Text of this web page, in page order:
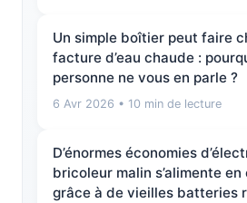
Un simple boîtier peut faire
facture d’eau chaude :
personne ne vous en parle ?
6 Avr 2026 • 10 min de lecture
D’énormes économies
bricoleur malin s’alimente
grâce à de vieilles batteries